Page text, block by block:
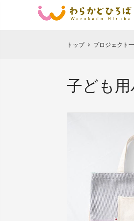
トップ chevron_right プロジェクト
子ども